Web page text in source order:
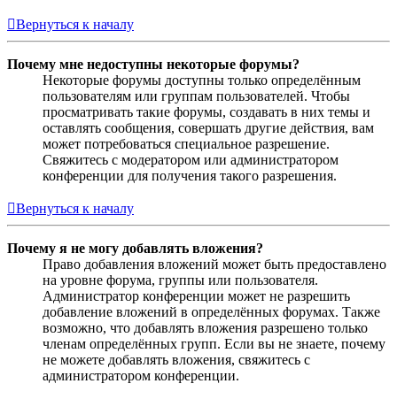
Вернуться к началу
Почему мне недоступны некоторые форумы?
Некоторые форумы доступны только определённым
пользователям или группам пользователей. Чтобы
просматривать такие форумы, создавать в них темы и
оставлять сообщения, совершать другие действия, вам
может потребоваться специальное разрешение.
Свяжитесь с модератором или администратором
конференции для получения такого разрешения.
Вернуться к началу
Почему я не могу добавлять вложения?
Право добавления вложений может быть предоставлено
на уровне форума, группы или пользователя.
Администратор конференции может не разрешить
добавление вложений в определённых форумах. Также
возможно, что добавлять вложения разрешено только
членам определённых групп. Если вы не знаете, почему
не можете добавлять вложения, свяжитесь с
администратором конференции.